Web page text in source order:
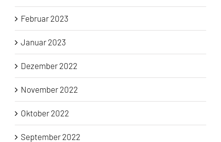
Februar 2023
Januar 2023
Dezember 2022
November 2022
Oktober 2022
September 2022